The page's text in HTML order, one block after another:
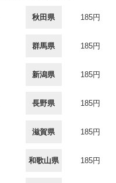
秋田県 185円
群馬県 185円
新潟県 185円
長野県 185円
滋賀県 185円
和歌山県 185円